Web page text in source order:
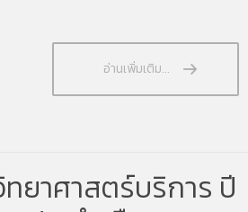
อ่านเพิ่มเติม...
ยาศาสตร์บริการ ปี